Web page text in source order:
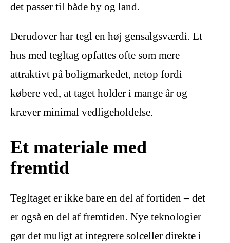
det passer til både by og land.
Derudover har tegl en høj gensalgsværdi. Et
hus med tegltag opfattes ofte som mere
attraktivt på boligmarkedet, netop fordi
købere ved, at taget holder i mange år og
kræver minimal vedligeholdelse.
Et materiale med
fremtid
Tegltaget er ikke bare en del af fortiden – det
er også en del af fremtiden. Nye teknologier
gør det muligt at integrere solceller direkte i